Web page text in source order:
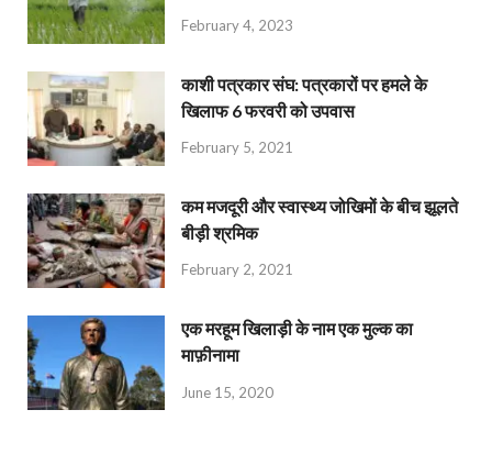
February 4, 2023
काशी पत्रकार संघ: पत्रकारों पर हमले के
खिलाफ 6 फरवरी को उपवास
February 5, 2021
कम मजदूरी और स्वास्थ्य जोखिमों के बीच झूलते
बीड़ी श्रमिक
February 2, 2021
एक मरहूम खिलाड़ी के नाम एक मुल्क का
माफ़ीनामा
June 15, 2020